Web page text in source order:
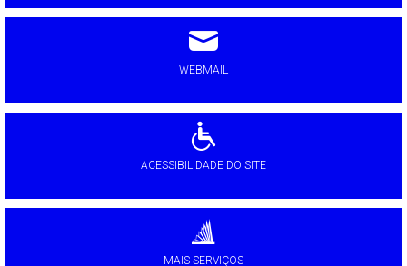
WEBMAIL
ACESSIBILIDADE DO SITE
MAIS SERVIÇOS